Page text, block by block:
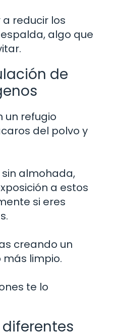
reducir los
algo que
de
un refugio
del polvo y
almohada,
a estos
si eres
creando un
limpio.
te lo